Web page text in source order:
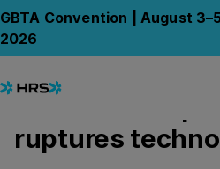
GBTA Convention | August
2026
Keynote -
se sont mis à
comment les
ruptures